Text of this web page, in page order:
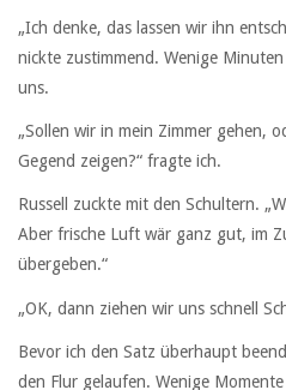
„Ich denke, das lassen wir ihn
nickte zustimmend. Wenige
uns.
„Sollen wir in mein Zimmer gehen,
Gegend zeigen?“ fragte ich.
Russell zuckte mit den Schultern.
Aber frische Luft wär ganz gut, im
übergeben.“
„OK, dann ziehen wir uns schnell
Bevor ich den Satz überhaupt
den Flur gelaufen. Wenige